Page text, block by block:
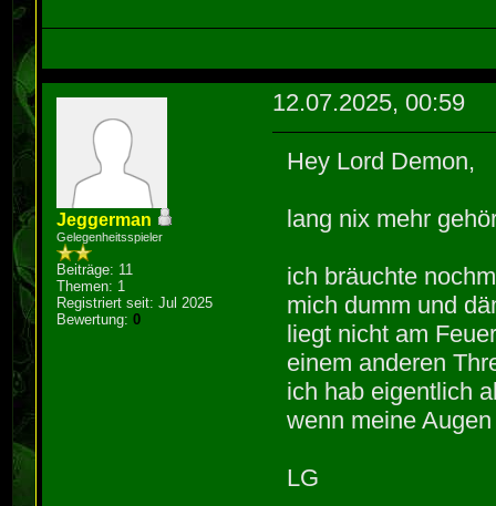
Jeggerman
Gelegenheitsspieler
Beiträge: 11
Themen: 1
Registriert seit: Jul 2025
Bewertung:0
12.07.2025, 00:59
Hey Lord Demon,
lang nix mehr
ich bräuchte
mich dumm und
liegt nicht am
einem anderen
ich hab eigentlich
wenn meine
LG